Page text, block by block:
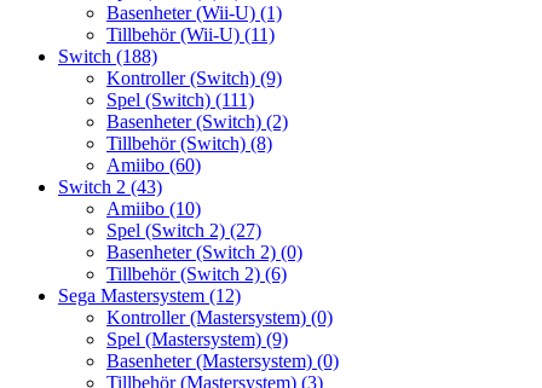
Basenheter (Wii-U) (1)
Tillbehör (Wii-U) (11)
Switch (188)
Kontroller (Switch) (9)
Spel (Switch) (111)
Basenheter (Switch) (2)
Tillbehör (Switch) (8)
Amiibo (60)
Switch 2 (43)
Amiibo (10)
Spel (Switch 2) (27)
Basenheter (Switch 2) (0)
Tillbehör (Switch 2) (6)
Sega Mastersystem (12)
Kontroller (Mastersystem) (0)
Spel (Mastersystem) (9)
Basenheter (Mastersystem) (0)
Tillbehör (Mastersystem) (3)